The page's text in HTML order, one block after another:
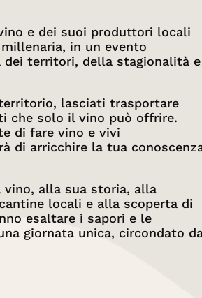
e dei suoi produttori locali
in un evento
territori, della stagionalità e
lasciati trasportare
che solo il vino può offrire.
di fare vino e vivi
di arricchire la tua
alla sua storia, alla
locali e alla scoperta di
esaltare i sapori e le
giornata unica, circondato